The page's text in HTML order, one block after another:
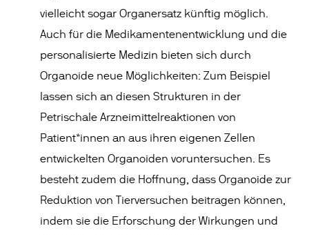
vielleicht sogar Organersatz künftig möglich.
Auch für die Medikamentenentwicklung und die
personalisierte Medizin bieten sich durch
Organoide neue Möglichkeiten: Zum Beispiel
lassen sich an diesen Strukturen in der
Petrischale Arzneimittelreaktionen von
Patient*innen an aus ihren eigenen Zellen
entwickelten Organoiden voruntersuchen. Es
besteht zudem die Hoffnung, dass Organoide zur
Reduktion von Tierversuchen beitragen können,
indem sie die Erforschung der Wirkungen und